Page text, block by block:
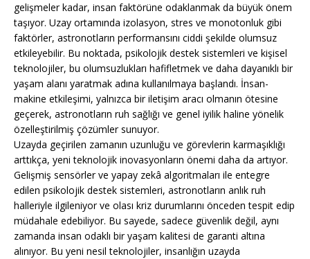
gelişmeler kadar, insan faktörüne odaklanmak da büyük önem
taşıyor. Uzay ortamında izolasyon, stres ve monotonluk gibi
faktörler, astronotların performansını ciddi şekilde olumsuz
etkileyebilir. Bu noktada, psikolojik destek sistemleri ve kişisel
teknolojiler, bu olumsuzlukları hafifletmek ve daha dayanıklı bir
yaşam alanı yaratmak adına kullanılmaya başlandı. İnsan-
makine etkileşimi, yalnızca bir iletişim aracı olmanın ötesine
geçerek, astronotların ruh sağlığı ve genel iyilik haline yönelik
özelleştirilmiş çözümler sunuyor.
Uzayda geçirilen zamanın uzunluğu ve görevlerin karmaşıklığı
arttıkça, yeni teknolojik inovasyonların önemi daha da artıyor.
Gelişmiş sensörler ve yapay zekâ algoritmaları ile entegre
edilen psikolojik destek sistemleri, astronotların anlık ruh
halleriyle ilgileniyor ve olası kriz durumlarını önceden tespit edip
müdahale edebiliyor. Bu sayede, sadece güvenlik değil, aynı
zamanda insan odaklı bir yaşam kalitesi de garanti altına
alınıyor. Bu yeni nesil teknolojiler, insanlığın uzayda